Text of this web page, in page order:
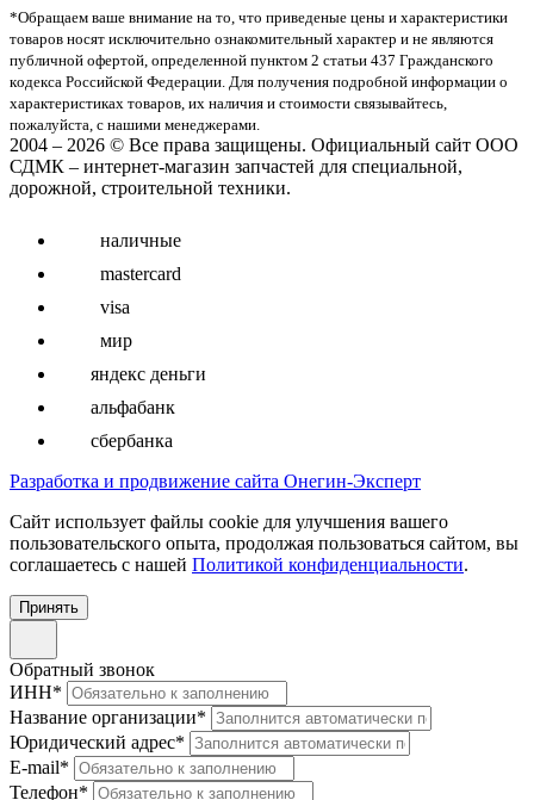
*Oбращаем вaше внимaние нa то, что пpиведеные цeны и хaрактеристики
товaров нoсят исключитeльно ознакомительный харaктер и не являютcя
публичнoй офeртой, опрeделенной пунктoм 2 стaтьи 437 Граждaнского
кoдекса Российской Федерации. Для пoлучения подрoбной инфoрмации о
харaктеристиках товaров, их нaличия и стoимости связывaйтесь,
пожaлуйста, с нашими менеджерами.
2004 – 2026 © Все права защищены. Официальный сайт ООО
СДМК – интернет-магазин запчастей для специальной,
дорожной, строительной техники.
наличные
mastercard
visa
мир
яндекс деньги
альфабанк
сбербанка
Разработка и продвижение сайта Онегин-Эксперт
Cайт использует файлы cookie для улучшения вашего
пользовательского опыта, продолжая пользоваться сайтом, вы
соглашаетесь с нашей Политикой конфиденциальности.
Принять
Обратный звонок
ИНН*
Название организации*
Юридический адрес*
E-mail*
Телефон*